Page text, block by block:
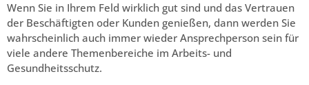
Wenn Sie in Ihrem Feld wirklich gut sind und das Vertrauen
der Beschäftigten oder Kunden genießen, dann werden Sie
wahrscheinlich auch immer wieder Ansprechperson sein für
viele andere Themenbereiche im Arbeits- und
Gesundheitsschutz.